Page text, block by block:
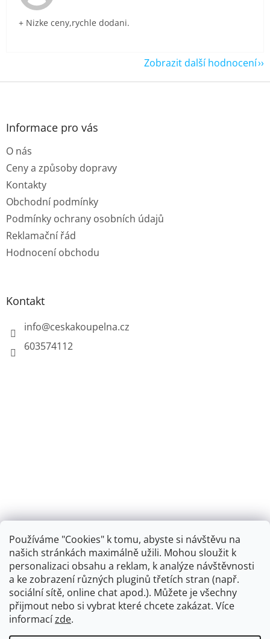
Používáme "Cookies" k tomu, abyste si návštěvu na
našich stránkách maximálně užili. Mohou sloužit k
personalizaci obsahu a reklam, k analýze návštěvnosti
a ke zobrazení různých pluginů třetích stran (např.
sociální sítě, online chat apod.). Můžete je všechny
přijmout nebo si vybrat které chcete zakázat. Více
informacízde.
+ Nizke ceny,rychle dodani.
Zobrazit další hodnocení
Z
Informace pro vás
O nás
Ceny a způsoby dopravy
Kontakty
Obchodní podmínky
Podmínky ochrany osobních údajů
Reklamační řád
Hodnocení obchodu
Kontakt
info@ceskakoupelna.cz
603574112
Retro koupelna